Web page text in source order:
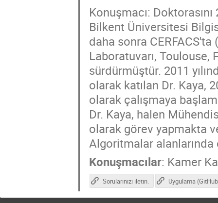
Konuşmacı:
Bilkent Üniversitesi
daha sonra
Laboratuvarı, Toulouse,
sürdürmüştür. 2011
olarak katılan Dr. Kaya,
olarak çalışmaya
Dr. Kaya, halen
olarak görev yapmakta
Algoritmalar alanlarında
Konuşmacılar: Kamer
Sorularınızı iletin. Uygulama